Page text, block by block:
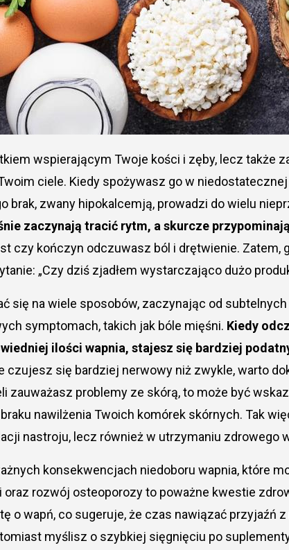
ciele. Kiedy spożywasz go w
brak, zwany hipokalcemją, prowadzi do wielu
zaczynają tracić rytm, a skurcze
czy kończyn odczuwasz ból i drętwienie. Zatem,
„Czy dziś zjadłem wystarczająco dużo
się na wiele sposobów, zaczynając od
symptomach, takich jak bóle mięśni. Kiedy
ilości wapnia, stajesz się bardziej
czujesz się bardziej nerwowy niż zwykle, warto
zauważasz problemy ze skórą, to może być
nawilżenia Twoich komórek skórnych. Tak
nastroju, lecz również w utrzymaniu zdrowego
konsekwencjach niedoboru wapnia, które
oraz rozwój osteoporozy to poważne kwestie
o wapń, co sugeruje, że czas nawiązać przyjaźń
myślisz o szybkiej sięgnięciu po